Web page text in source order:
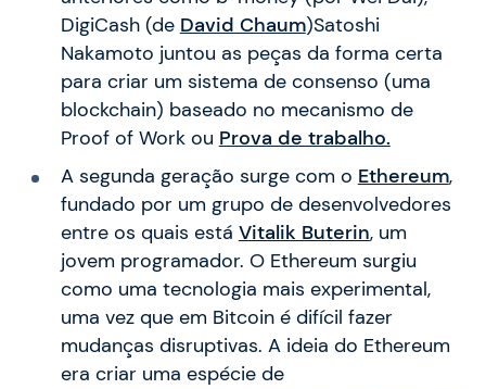
DigiCash (de David Chaum)Satoshi
Nakamoto juntou as peças da forma certa
para criar um sistema de consenso (uma
blockchain) baseado no mecanismo de
Proof of Work ou Prova de trabalho.
A segunda geração surge com o Ethereum,
fundado por um grupo de desenvolvedores
entre os quais está Vitalik Buterin, um
jovem programador. O Ethereum surgiu
como uma tecnologia mais experimental,
uma vez que em Bitcoin é difícil fazer
mudanças disruptivas. A ideia do Ethereum
era criar uma espécie de